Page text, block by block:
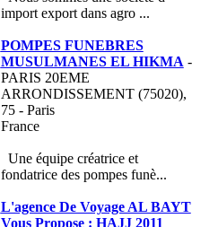
import export dans agro ...
POMPES FUNEBRES
MUSULMANES EL HIKMA -
PARIS 20EME
ARRONDISSEMENT (75020),
75 - Paris
France
Une équipe créatrice et
fondatrice des pompes funè...
L'agence De Voyage AL BAYT
Vous Propose : HAJJ 2011